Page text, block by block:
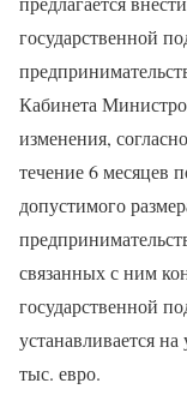
государственной
Кабинета
изменения,
течение 6 месяцев
допустимого
связанных с ним
государственной
устанавливается
тыс. евро.